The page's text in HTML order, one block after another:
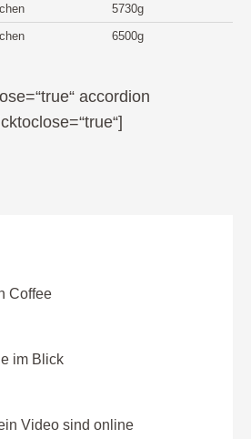
5730g
6500g
accordion
Coffee
im Blick
Video sind online